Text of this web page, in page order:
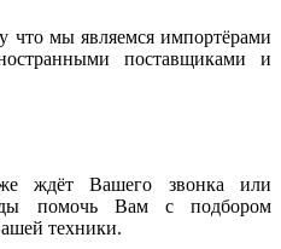
мы являемся импортёрами
поставщиками и
ждёт Вашего звонка или
помочь Вам с подбором
техники.